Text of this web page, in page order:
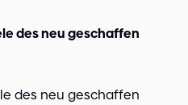
des neu geschaffen
des neu geschaffen